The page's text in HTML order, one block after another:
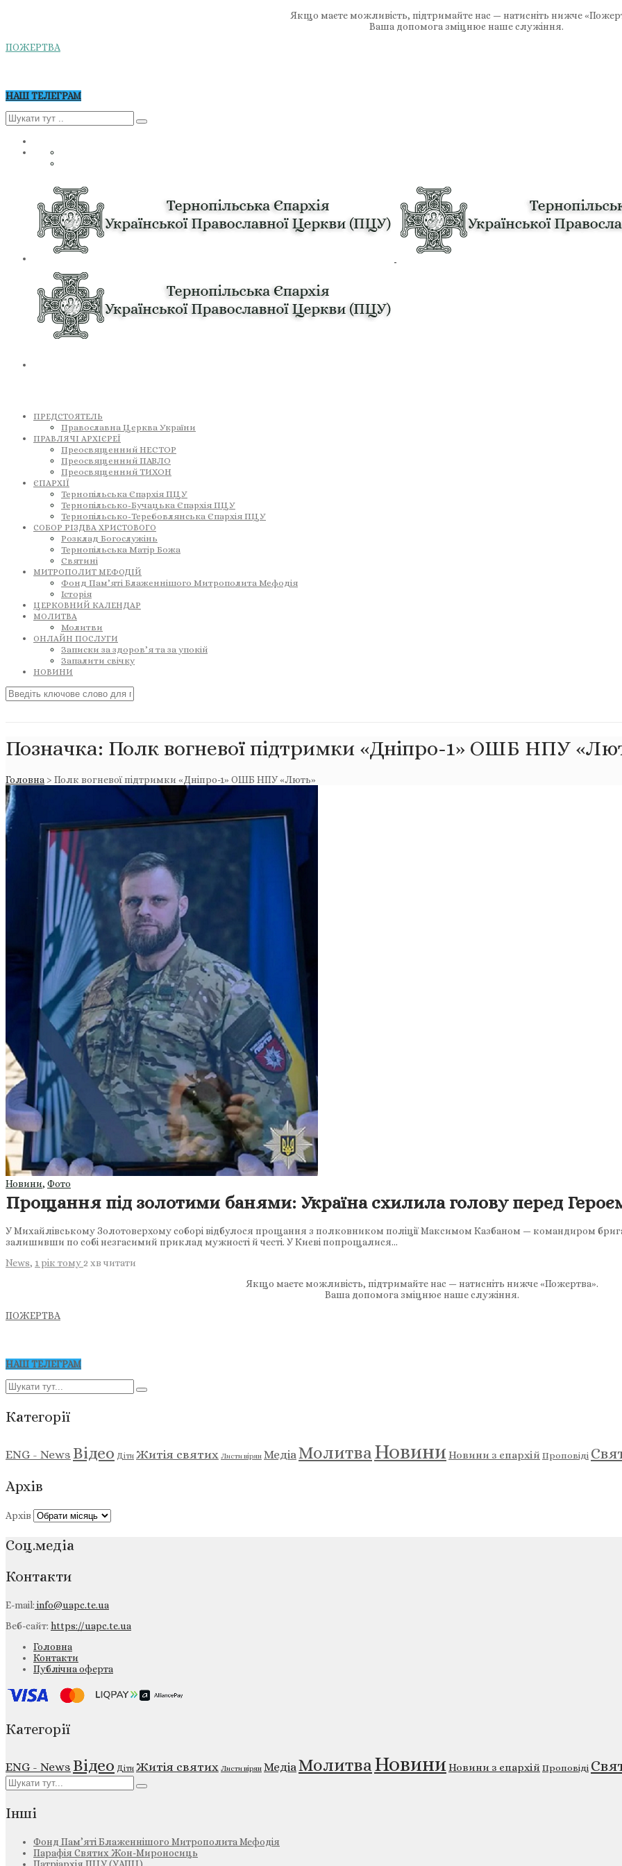
Якщо маєте можливість, підтримайте нас — натисніть нижче
Ваша допомога зміцнює наше служіння.
ПОЖЕРТВА
НАШ ТЕЛЕГРАМ
ПРЕДСТОЯТЕЛЬ
Православна Церква України
ПРАВЛЯЧІ АРХІЄРЕЇ
Преосвященний НЕСТОР
Преосвященний ПАВЛО
Преосвященний ТИХОН
ЄПАРХІЇ
Тернопільська Єпархія ПЦУ
Тернопільсько-Бучацька Єпархія ПЦУ
Тернопільсько-Теребовлянська Єпархія ПЦУ
СОБОР РІЗДВА ХРИСТОВОГО
Розклад Богослужінь
Тернопільська Матір Божа
Святині
МИТРОПОЛИТ МЕФОДІЙ
Фонд Пам’яті Блаженнішого Митрополита Мефодія
Історія
ЦЕРКОВНИЙ КАЛЕНДАР
МОЛИТВА
Молитви
ОНЛАЙН ПОСЛУГИ
Записки за здоров’я та за упокій
Запалити свічку
НОВИНИ
Позначка: Полк вогневої підтримки «Дніпро-1» ОШБ НПУ
Головна > Полк вогневої підтримки «Дніпро-1» ОШБ НПУ «Лють»
Новини, Фото
Прощання під золотими банями: Україна схилила голову перед
У Михайлівському Золотоверхому соборі відбулося прощання з полковником поліції Максимом Казбаном — командиром
залишивши по собі незгасимий приклад мужності й честі. У Києві попрощалися…
News, 1 рік тому 2 хв читати
Якщо маєте можливість, підтримайте нас — натисніть нижче «Пожертва».
Ваша допомога зміцнює наше служіння.
ПОЖЕРТВА
НАШ ТЕЛЕГРАМ
Категорії
ENG - News Відео Діти Житія святих Листи вірян МедіаМолитваНовини Новини з єпархій Проповіді
Архів
Архів
Соц.медіа
Контакти
E-mail:info@uapc.te.ua
Веб-сайт: https://uapc.te.ua
Головна
Контакти
Публічна оферта
Категорії
ENG - News Відео Діти Житія святих Листи вірян МедіаМолитваНовиниНовини з єпархій Проповіді
Інші
Фонд Пам’яті Блаженнішого Митрополита Мефодія
Парафія Святих Жон-Мироносиць